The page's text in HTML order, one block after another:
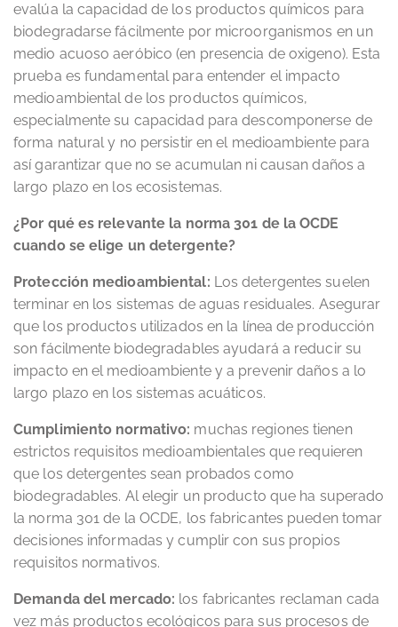
evalúa la capacidad de los productos químicos para
biodegradarse fácilmente por microorganismos en un
medio acuoso aeróbico (en presencia de oxigeno). Esta
prueba es fundamental para entender el impacto
medioambiental de los productos químicos,
especialmente su capacidad para descomponerse de
forma natural y no persistir en el medioambiente para
así garantizar que no se acumulan ni causan daños a
largo plazo en los ecosistemas.
¿Por qué es relevante la norma 301 de la OCDE
cuando se elige un detergente?
Protección medioambiental: Los detergentes suelen
terminar en los sistemas de aguas residuales. Asegurar
que los productos utilizados en la línea de producción
son fácilmente biodegradables ayudará a reducir su
impacto en el medioambiente y a prevenir daños a lo
largo plazo en los sistemas acuáticos.
Cumplimiento normativo: muchas regiones tienen
estrictos requisitos medioambientales que requieren
que los detergentes sean probados como
biodegradables. Al elegir un producto que ha superado
la norma 301 de la OCDE, los fabricantes pueden tomar
decisiones informadas y cumplir con sus propios
requisitos normativos.
Demanda del mercado: los fabricantes reclaman cada
vez más productos ecológicos para sus procesos de